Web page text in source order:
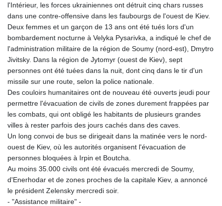
l'Intérieur, les forces ukrainiennes ont détruit cinq chars russes
dans une contre-offensive dans les faubourgs de l'ouest de Kiev.
Deux femmes et un garçon de 13 ans ont été tués lors d'un
bombardement nocturne à Velyka Pysarivka, a indiqué le chef de
l'administration militaire de la région de Soumy (nord-est), Dmytro
Jivitsky. Dans la région de Jytomyr (ouest de Kiev), sept
personnes ont été tuées dans la nuit, dont cinq dans le tir d'un
missile sur une route, selon la police nationale.
Des couloirs humanitaires ont de nouveau été ouverts jeudi pour
permettre l'évacuation de civils de zones durement frappées par
les combats, qui ont obligé les habitants de plusieurs grandes
villes à rester parfois des jours cachés dans des caves.
Un long convoi de bus se dirigeait dans la matinée vers le nord-
ouest de Kiev, où les autorités organisent l'évacuation de
personnes bloquées à Irpin et Boutcha.
Au moins 35.000 civils ont été évacués mercredi de Soumy,
d'Enerhodar et de zones proches de la capitale Kiev, a annoncé
le président Zelensky mercredi soir.
- "Assistance militaire" -